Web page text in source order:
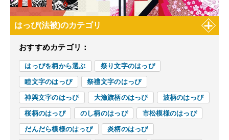
はっぴ(法被)のカテゴリ
おすすめカテゴリ：
はっぴを柄から選ぶ 祭り文字のはっぴ
睦文字のはっぴ 祭禮文字のはっぴ
神輿文字のはっぴ 大漁旗柄のはっぴ 波柄のはっぴ
桜柄のはっぴ のし柄のはっぴ 市松模様のはっぴ
だんだら模様のはっぴ 炎柄のはっぴ